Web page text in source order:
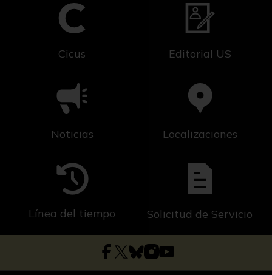
Cicus Editorial US
Noticias Localizaciones
Línea del tiempo Solicitud de Servicio